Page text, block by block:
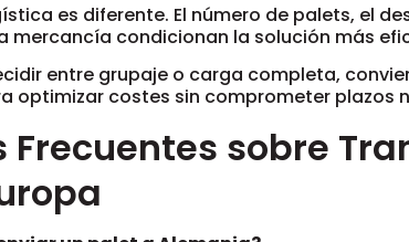
es diferente. El número de palets, el
mercancía condicionan la solución más
entre grupaje o carga completa,
optimizar costes sin comprometer plazos
Frecuentes sobre